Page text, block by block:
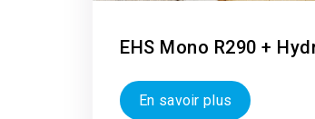
EHS Mono R290 +
En savoir plus